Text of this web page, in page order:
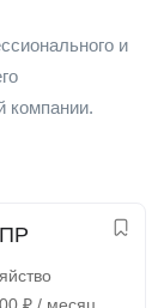
и
компании.